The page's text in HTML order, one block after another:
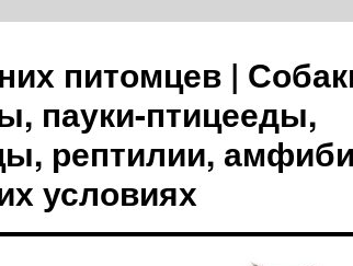
питомцев |
пауки-птицееды,
рептилии,
условиях